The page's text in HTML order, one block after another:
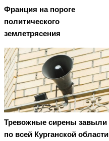
Франция на пороге
политического
землетрясения
Тревожные сирены завыли
по всей Курганской области